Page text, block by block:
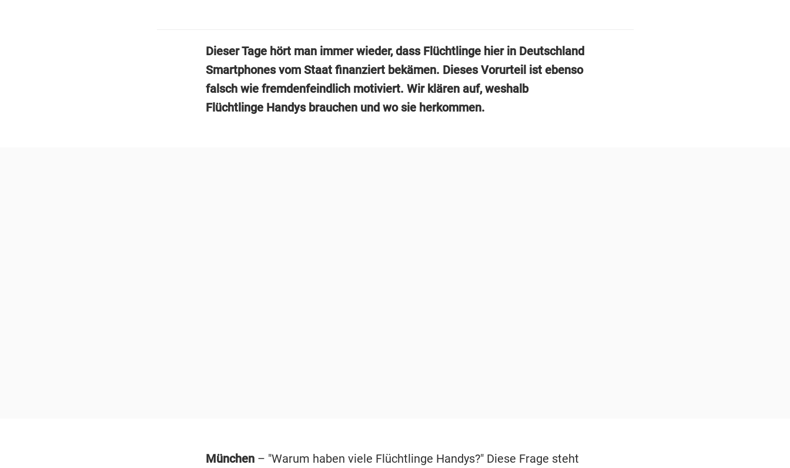
Dieser Tage hört man immer wieder, dass Flüchtlinge hier in Deutschland
Smartphones vom Staat finanziert bekämen. Dieses Vorurteil ist ebenso
falsch wie fremdenfeindlich motiviert. Wir klären auf, weshalb
Flüchtlinge Handys brauchen und wo sie herkommen.
München– "Warum haben viele Flüchtlinge Handys?" Diese Frage steht